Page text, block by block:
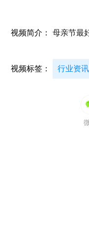
视频简介： 母亲节最
视频标签： 行业资讯